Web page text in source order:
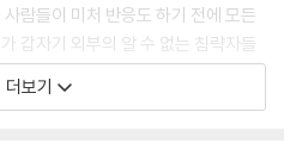
람들이 미처 반응도 하기 전에 모든
갑자기 외부의 알 수 없는 침략자들
서 가장 엄청난 사건이 일어난 날이
보기